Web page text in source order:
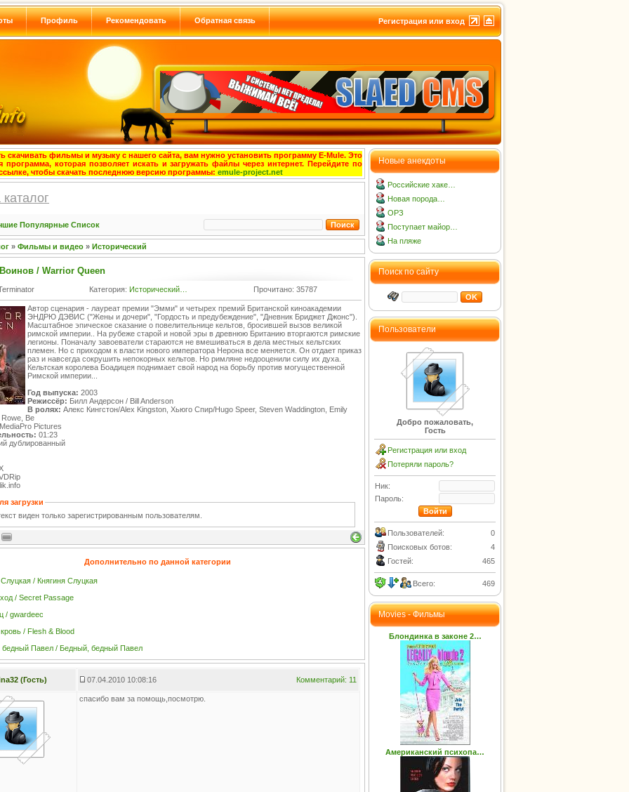
Регистрация или вход
Профиль Рекомендовать Обратная связь
скачивать фильмы и музыку с нашего сайта, вам нужно установить программу E-Mule. Это
программа, которая позволяет искать и загружать файлы через интернет. Перейдите по
чтобы скачать последнюю версию программы: emule-project.net
Популярные Список
» Фильмы и видео » Исторический
/ Warrior Queen
Категория: Исторический… Прочитано: 35787
Автор сценария - лауреат премии "Эмми" и четырех премий Британской киноакадемии
ЭНДРЮ ДЭВИС ("Жены и дочери", "Гордость и предубеждение", "Дневник Бриджет Джонс").
Масштабное эпическое сказание о повелительнице кельтов, бросившей вызов великой
римской империи.. На рубеже старой и новой эры в древнюю Британию вторгаются римские
легионы. Поначалу завоеватели стараются не вмешиваться в дела местных кельтских
племен. Но с приходом к власти нового императора Нерона все меняется. Он отдает приказ
раз и навсегда сокрушить непокорных кельтов. Но римляне недооценили силу их духа.
Кельтская королева Боадицея поднимает свой народ на борьбу против могущественной
Римской империи...
Год выпуска: 2003
Режиссёр: Билл Андерсон / Bill Anderson
В ролях: Алекс Кингстон/Alex Kingston, Хьюго Спир/Hugo Speer, Steven Waddington, Emily
Be
Pictures
01:23
дублированный
загрузки
виден только зарегистрированным пользователям.
Дополнительно по данной категории
/ Княгиня Слуцкая
/ Secret Passage
/ gwardeec
/ Flesh & Blood
бедный Павел / Бедный, бедный Павел
(Гость) 07.04.2010 10:08:16 Комментарий: 11
спасибо вам за помощь,посмотрю.
Новые анекдоты
Российские хаке…
Новая порода…
ОРЗ
Поступает майор…
На пляже
Поиск по сайту
Пользователи
Добро пожаловать,
Гость
Регистрация или вход
Потеряли пароль?
Ник:
Пароль:
Пользователей:
0
Поисковых ботов:
4
Гостей:
465
Всего: 469
Movies - Фильмы
Блондинка в законе 2…
Американский психопа…